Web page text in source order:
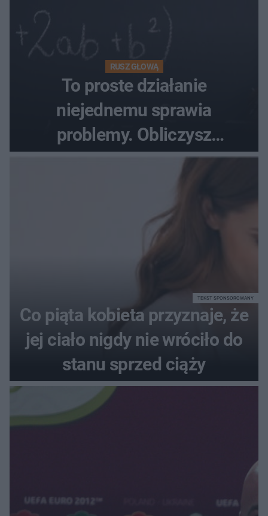
RUSZ GŁOWĄ
To proste działanie
niejednemu sprawia
problemy. Obliczysz
poprawnie, ile to jest
Co piąta kobieta przyznaje, że
jej ciało nigdy nie wróciło do
stanu sprzed ciąży
TEKST SPONSOROWANY